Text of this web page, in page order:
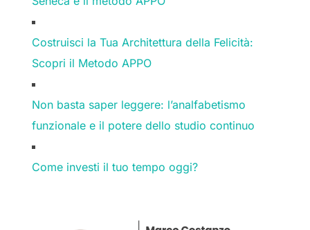
Costruisci la Tua Architettura della Felicità:
Scopri il Metodo APPO
Non basta saper leggere: l’analfabetismo
funzionale e il potere dello studio continuo
Come investi il tuo tempo oggi?